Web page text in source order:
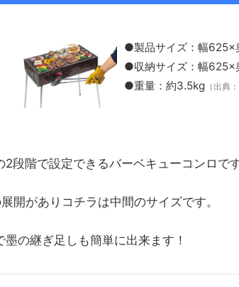
●製品サイズ：幅
●収納サイズ：幅
●重量：約3.5kg （出典
段階で設定できるバーベキューコンロです
開がありコチラは中間のサイズです。
の継ぎ足しも簡単に出来ます！